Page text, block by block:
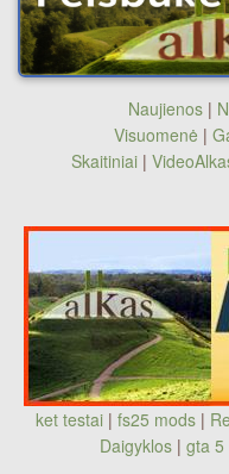
Naujienos|
Visuomenė |
Skaitiniai |
ket testai | fs25 mods|
Daigyklos| gta 5